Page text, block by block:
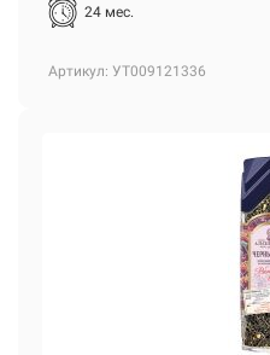
24 мес.
Артикул: УТ009121336